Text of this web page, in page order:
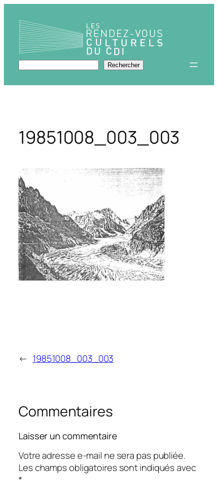
contenu
Rechercher Rechercher
19851008_003_003
← 19851008_003_003
Commentaires
Laisser un commentaire
Votre adresse e-mail ne sera pas publiée.
Les champs obligatoires sont indiqués avec
*